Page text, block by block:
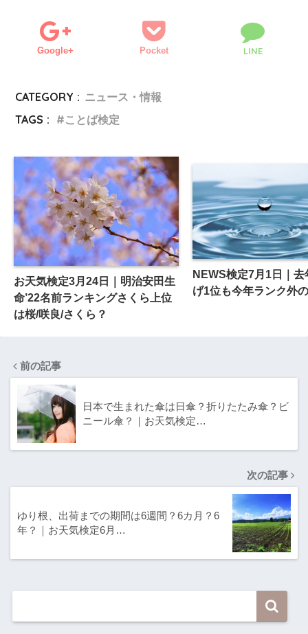
Google+ Pocket LINE
CATEGORY : ニュース・情報
TAGS :
ことば検定
お天気検定3月24日｜明治安田生
命’22名前ランキングさくら上位
は桜/咲良/さくら？
NEWS検定7月1日｜去
げ1位も今年ランク外
前の記事
日本で生まれた傘は日傘？折りたたみ傘？ビ
ニール傘？｜お天気検定…
次の記事
ゆり根、出荷までの期間は6週間？6カ月？6
年？｜お天気検定6月…